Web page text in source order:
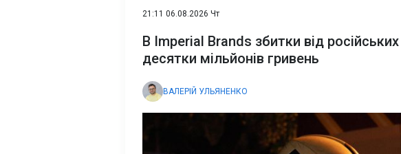
21:11 06.08.2026 Чт
В Imperial Brands збитки від російських
десятки мільйонів гривень
ВАЛЕРІЙ УЛЬЯНЕНКО